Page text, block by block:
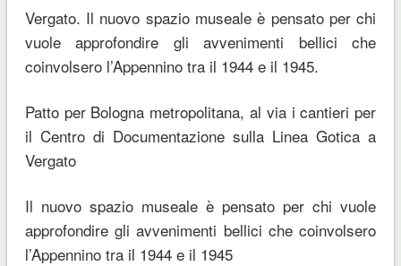
Vergato. Il nuovo spazio museale è pensato per chi
vuole approfondire gli avvenimenti bellici che
coinvolsero l’Appennino tra il 1944 e il 1945.
Patto per Bologna metropolitana, al via i cantieri per
il Centro di Documentazione sulla Linea Gotica a
Vergato
Il nuovo spazio museale è pensato per chi vuole
approfondire gli avvenimenti bellici che coinvolsero
l’Appennino tra il 1944 e il 1945